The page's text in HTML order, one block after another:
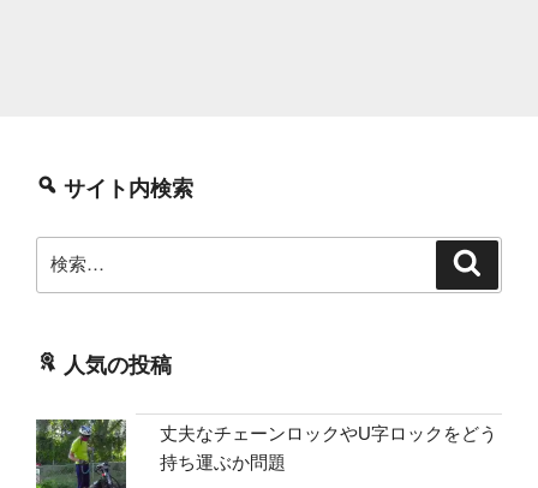
サイト内検索
索:
人気の投稿
丈夫なチェーンロックやU字ロックをどう
持ち運ぶか問題